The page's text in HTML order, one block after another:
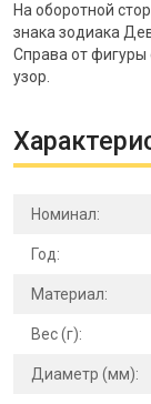
На оборотной
знака зодиака
Справа от фигуры
узор.
Номинал:
Год:
Материал:
Вес (г):
Диаметр (мм):